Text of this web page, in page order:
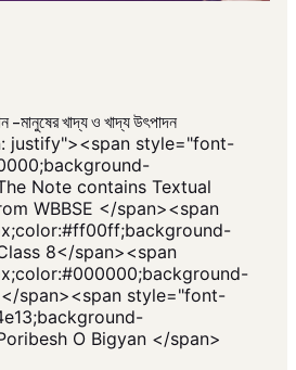
মানুষের খাদ্য ও খাদ্য উৎপাদন
justify"><span style="font-
Note contains Textual
WBBSE </span><span
8</span><span
span><span style="font-
O Bigyan </span>